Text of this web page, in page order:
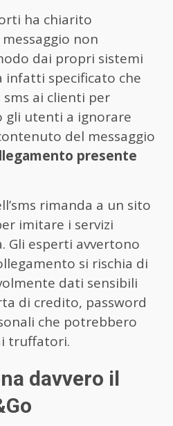
ha chiarito
non
dai propri sistemi
infatti specificato che
sms ai clienti per
gli utenti a ignorare
del messaggio
presente
rimanda a un sito
imitare i servizi
Gli esperti avvertono
si rischia di
dati sensibili
di credito, password
che potrebbero
truffatori.
davvero il